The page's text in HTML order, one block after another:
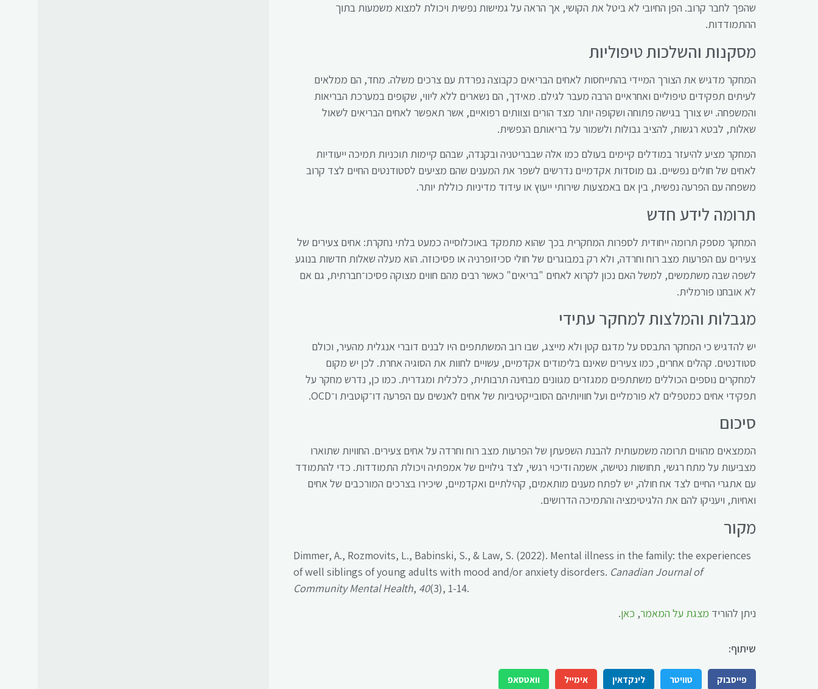
שהפך לחבר קרוב. הפן החיובי לא ביטל את הקושי, אך הראה על גמישות נפשית ויכולת למצוא משמעות בתוך
ההתמודדות.
מסקנות והשלכות טיפוליות
המחקר מדגיש את הצורך המיידי בהתייחסות לאחים הבריאים כקבוצה נפרדת עם צרכים משלה. מחד, הם ממלאים
לעיתים תפקידים טיפוליים ואחראיים הרבה מעבר לגילם. מאידך, הם נשארים ללא ליווי, שקופים במערכת הבריאות
והמשפחה. יש צורך בגישה פתוחה ושקופה יותר מצד הורים וצוותים רפואיים, אשר תאפשר לאחים הבריאים לשאול
שאלות, לבטא רגשות, להציב גבולות ולשמור על בריאותם הנפשית.
המחקר מציע להיעזר במודלים קיימים בעולם כמו אלה שבבריטניה ובקנדה, שבהם קיימות תוכניות תמיכה ייעודיות
לאחים של חולים נפשיים. גם מוסדות אקדמיים נדרשים לשפר את המענים שהם מציעים לסטודנטים החיים לצד קרוב
משפחה עם הפרעה נפשית, בין אם באמצעות שירותי ייעוץ או עידוד מדיניות כוללת יותר.
תרומה לידע חדש
המחקר מספק תרומה ייחודית לספרות המחקרית בכך שהוא מתמקד באוכלוסייה כמעט בלתי נחקרת: אחים צעירים של
צעירים עם הפרעות מצב רוח וחרדה, ולא רק במבוגרים של חולי סכיזופרניה או פסיכוזה. הוא מעלה שאלות חדשות בנוגע
לשפה שבה משתמשים, למשל האם נכון לקרוא לאחים "בריאים" כאשר רבים מהם חווים מצוקה פסיכו־חברתית, גם אם
לא אובחנו פורמלית.
מגבלות והמלצות למחקר עתידי
יש להדגיש כי המחקר התבסס על מדגם קטן ולא מייצג, שבו רוב המשתתפים היו לבנים דוברי אנגלית מהעיר, וכולם
סטודנטים. קהלים אחרים, כמו צעירים שאינם בלימודים אקדמיים, עשויים לחוות את הסוגיה אחרת. לכן יש מקום
למחקרים נוספים הכוללים משתתפים ממגזרים מגוונים מבחינה תרבותית, כלכלית ומגדרית. כמו כן, נדרש מחקר על
תפקידי אחים כמטפלים לא פורמליים ועל חוויותיהם הסובייקטיביות של אחים לאנשים עם הפרעה דו־קוטבית ו־OCD.
סיכום
הממצאים מהווים תרומה משמעותית להבנת השפעתן של הפרעות מצב רוח וחרדה על אחים צעירים. החוויות שתוארו
מצביעות על מתח רגשי, תחושות נטישה, אשמה ודיכוי רגשי, לצד גילויים של אמפתיה ויכולת התמודדות. כדי להתמודד
עם אתגרי החיים לצד אח חולה, יש לפתח מענים מותאמים, קהילתיים ואקדמיים, שיכירו בצרכים המורכבים של אחים
ואחיות, ויעניקו להם את הלגיטימציה והתמיכה הדרושים.
מקור
Dimmer, A., Rozmovits, L., Babinski, S., & Law, S. (2022). Mental illness in the family: the experiences
of well siblings of young adults with mood and/or anxiety disorders. Canadian Journal of
Community Mental Health, 40(3), 1-14.
ניתן להוריד מצגת על המאמר, כאן.‏
שיתוף:
פייסבוק טוויטר לינקדאין אימייל וואטסאפ